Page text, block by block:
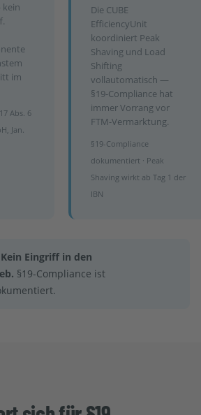
im
Abs. 6
Jan.
Die CUBE
EfficiencyUnit
koordiniert Peak
Shaving und Load
Shifting
vollautomatisch —
§19-Compliance hat
immer Vorrang vor
FTM-Vermarktung.
§19-Compliance
dokumentiert · Peak
Shaving wirkt ab Tag 1 der
IBN
Eingriff in den
§19-Compliance ist